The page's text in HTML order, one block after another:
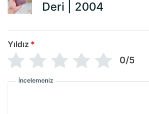
Deri | 2004
Yıldız *
0/5
İncelemeniz